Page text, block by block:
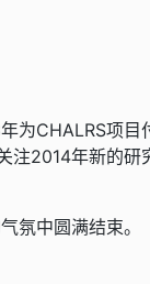
为CHALRS项目
注2014年新的研
氛中圆满结束。